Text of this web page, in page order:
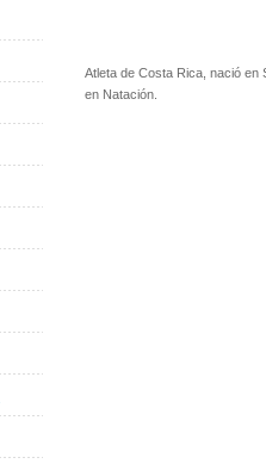
Atleta de Costa Rica, nació en
en Natación.